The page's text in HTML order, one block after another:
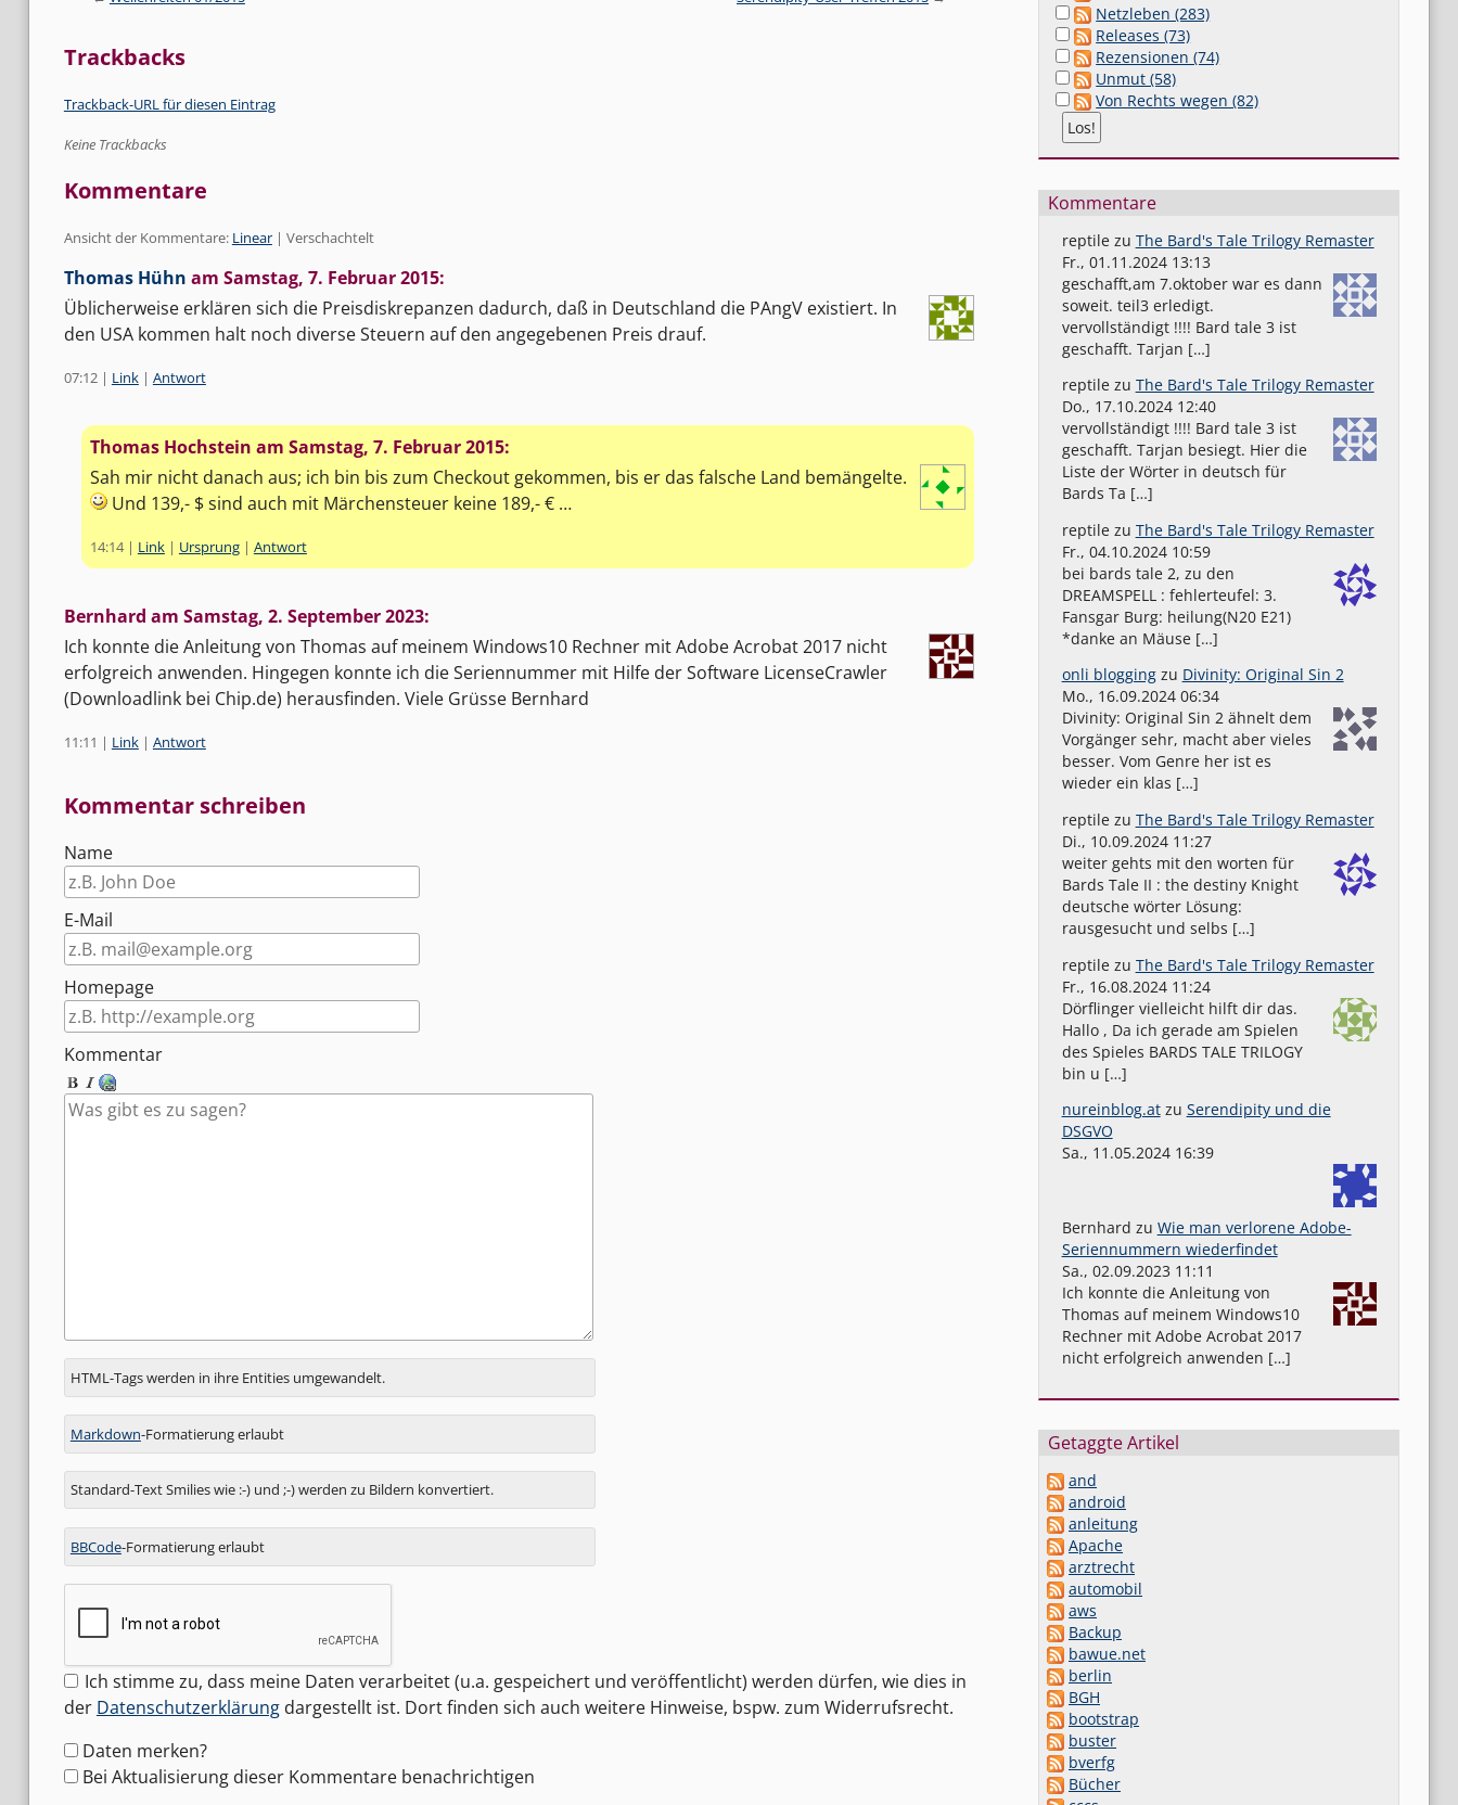
Trackbacks
Trackback-URL für diesen Eintrag
Keine Trackbacks
Kommentare
Ansicht der Kommentare: Linear| Verschachtelt
Thomas Hühn am Samstag, 7. Februar 2015:
Üblicherweise erklären sich die Preisdiskrepanzen dadurch, daß in Deutschland die PAngV existiert. In
den USA kommen halt noch diverse Steuern auf den angegebenen Preis drauf.
07:12| Link| Antwort
Thomas Hochstein am Samstag, 7. Februar 2015:
Sah mir nicht danach aus; ich bin bis zum Checkout gekommen, bis er das falsche Land bemängelte.
Und 139,- $ sind auch mit Märchensteuer keine 189,- € …
14:14| Link| Ursprung| Antwort
Bernhard am Samstag, 2. September 2023:
Ich konnte die Anleitung von Thomas auf meinem Windows10 Rechner mit Adobe Acrobat 2017 nicht
erfolgreich anwenden. Hingegen konnte ich die Seriennummer mit Hilfe der Software LicenseCrawler
(Downloadlink bei Chip.de) herausfinden. Viele Grüsse Bernhard
11:11 | Link| Antwort
Kommentar schreiben
Name
E-Mail
Homepage
Kommentar
Antwort
zu
HTML-Tags werden in ihre Entities umgewandelt.
Markdown-Formatierung erlaubt
Standard-Text Smilies wie :-) und ;-) werden zu Bildern konvertiert.
BBCode-Formatierung erlaubt
Ich stimme zu, dass meine Daten verarbeitet (u.a. gespeichert und veröffentlicht) werden dürfen, wie dies in
der Datenschutzerklärungdargestellt ist. Dort finden sich auch weitere Hinweise, bspw. zum Widerrufsrecht.
Formular-
Optionen
Daten merken?
Bei Aktualisierung dieser Kommentare benachrichtigen
Netzleben (283)
Releases (73)
Rezensionen (74)
Unmut (58)
Von Rechts wegen (82)
Kommentare
reptilezu The Bard's Tale Trilogy Remaster
Fr., 01.11.2024 13:13
geschafft,am 7.oktober war es dann
soweit. teil3 erledigt.
vervollständigt !!!! Bard tale 3 ist
geschafft. Tarjan […]
reptilezu The Bard's Tale Trilogy Remaster
Do., 17.10.2024 12:40
vervollständigt !!!! Bard tale 3 ist
geschafft. Tarjan besiegt. Hier die
Liste der Wörter in deutsch für
Bards Ta […]
reptilezu The Bard's Tale Trilogy Remaster
Fr., 04.10.2024 10:59
bei bards tale 2, zu den
DREAMSPELL : fehlerteufel: 3.
Fansgar Burg: heilung(N20 E21)
*danke an Mäuse […]
onli bloggingzu Divinity: Original Sin 2
Mo., 16.09.2024 06:34
Divinity: Original Sin 2 ähnelt dem
Vorgänger sehr, macht aber vieles
besser. Vom Genre her ist es
wieder ein klas […]
reptilezu The Bard's Tale Trilogy Remaster
Di., 10.09.2024 11:27
weiter gehts mit den worten für
Bards Tale II : the destiny Knight
deutsche wörter Lösung:
rausgesucht und selbs […]
reptilezu The Bard's Tale Trilogy Remaster
Fr., 16.08.2024 11:24
Dörflinger vielleicht hilft dir das.
Hallo , Da ich gerade am Spielen
des Spieles BARDS TALE TRILOGY
bin u […]
nureinblog.atzu Serendipity und die
DSGVO
Sa., 11.05.2024 16:39
Bernhard zu Wie man verlorene Adobe-
Seriennummern wiederfindet
Sa., 02.09.2023 11:11
Ich konnte die Anleitung von
Thomas auf meinem Windows10
Rechner mit Adobe Acrobat 2017
nicht erfolgreich anwenden […]
Getaggte Artikel
and
android
anleitung
Apache
arztrecht
automobil
aws
Backup
bawue.net
berlin
BGH
bootstrap
buster
bverfg
Bücher